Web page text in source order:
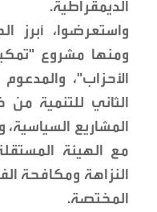
الديمقراطية.
واستعرضوا، أبرز
ومنها مشروع
الأحزاب"،
الثاني للتنمية
المشاريع السياسية،
مع الهيئة
النزاهة ومكافحة
المختصة.